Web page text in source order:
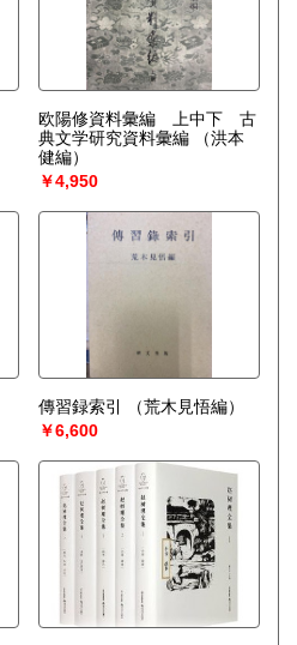
欧陽修資料彙編 上中下 古
典文学研究資料彙編
（洪本
健編）
￥4,950
傳習録索引
（荒木見悟編）
￥6,600